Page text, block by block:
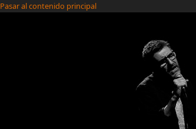
Pasar al contenido principal